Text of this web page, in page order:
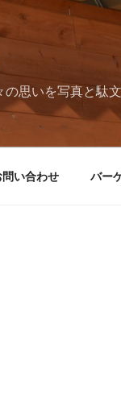
思いを写真と駄文
問い合わせ バー